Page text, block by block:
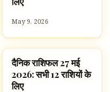
May 9, 2026
ज्योतिष
दैनिक राशिफल 27 मई
2026: सभी 12 राशियों के
लिए